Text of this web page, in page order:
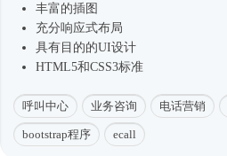
丰富的插图
充分响应式布局
具有目的的UI设计
HTML5和CSS3标准
呼叫中心 业务咨询 电话营销
bootstrap程序 ecall